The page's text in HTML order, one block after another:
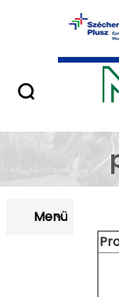
Skip to Main
Uniós
Hazai
Menü